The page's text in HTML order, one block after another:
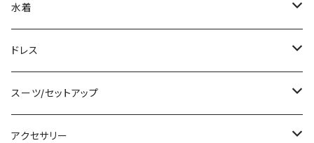
ノースリーブ
その他
チュニック
ベアトップ/チューブトップ
カーディガン/ボレロ
ニット/セーター
パーカー
ロング丈
デニム
レギンス
その他
ミディアム/ミモレ
ロング
その他
コート
ジャケット
その他
水着
タンキニ
バンドゥビキニ
ワンピース
ドレス
ミニ/ショート
ミディアム/ミモレ
スーツ/セットアップ
パンツスーツ
アクセサリー